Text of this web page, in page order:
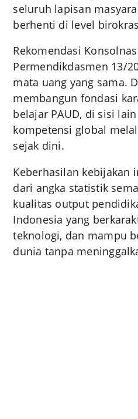
seluruh lapisan
berhenti di level
Rekomendasi
Permendikdasmen 13/
mata uang yang sama.
membangun fondasi
belajar PAUD, di sisi
kompetensi global
sejak dini.
Keberhasilan kebijakan
dari angka statistik
kualitas output
Indonesia yang
teknologi, dan mampu
dunia tanpa